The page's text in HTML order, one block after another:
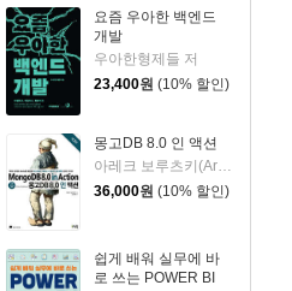
요즘 우아한 백엔드
개발
우아한형제들 저
23,400원 (10% 할인)
몽고DB 8.0 인 액션
36,000원 (10% 할인)
쉽게 배워 실무에 바
로 쓰는 POWER BI